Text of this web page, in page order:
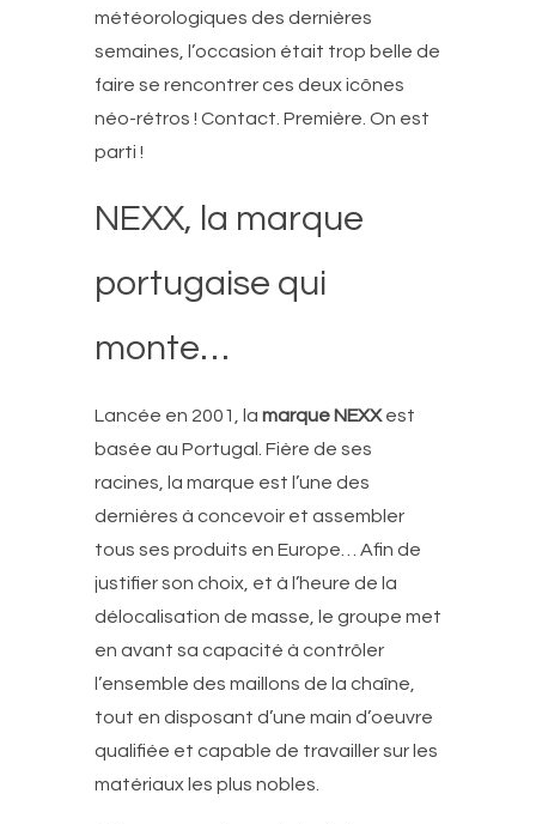
météorologiques des dernières
semaines, l’occasion était trop belle de
faire se rencontrer ces deux icônes
néo-rétros ! Contact. Première. On est
parti !
NEXX, la marque
portugaise qui
monte…
Lancée en 2001, la marque NEXXest
basée au Portugal. Fière de ses
racines, la marque est l’une des
dernières à concevoir et assembler
tous ses produits en Europe… Afin de
justifier son choix, et à l’heure de la
délocalisation de masse, le groupe met
en avant sa capacité à contrôler
l’ensemble des maillons de la chaîne,
tout en disposant d’une main d’oeuvre
qualifiée et capable de travailler sur les
matériaux les plus nobles.